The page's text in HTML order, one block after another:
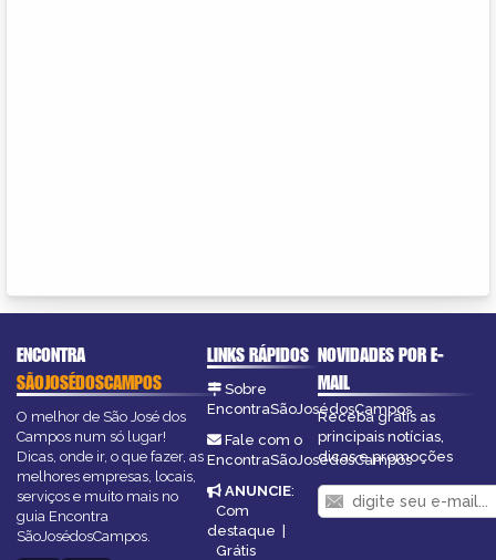
ENCONTRA
SÃOJOSÉDOSCAMPOS
O melhor de São José dos
Campos num só lugar!
Dicas, onde ir, o que fazer, as
melhores empresas, locais,
serviços e muito mais no
guia Encontra
SãoJosédosCampos.
LINKS RÁPIDOS
Sobre
EncontraSãoJosédosCampos
Fale com o
EncontraSãoJosédosCampos
ANUNCIE:
Com
destaque |
Grátis
NOVIDADES POR E-
MAIL
Receba grátis as
principais notícias,
dicas e promoções